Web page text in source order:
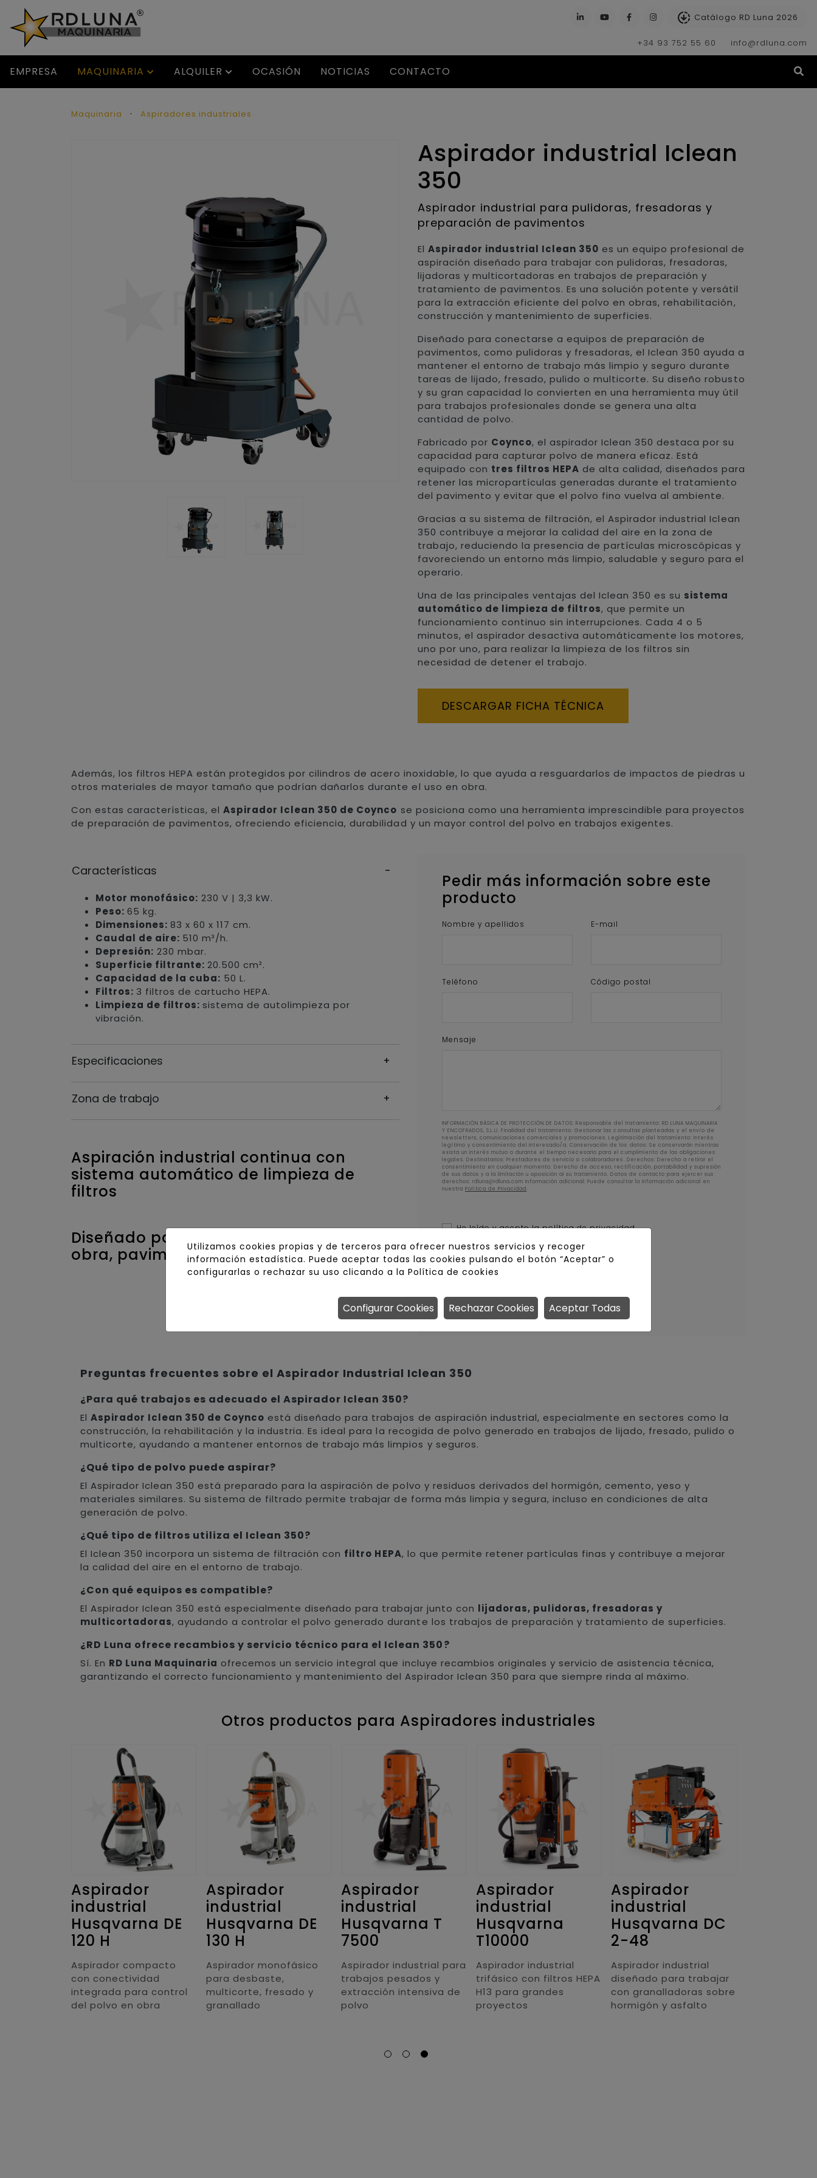
Catálogo RD Luna 2026
+34 93 752 55 60 info@rdluna.com
EMPRESA MAQUINARIA ALQUILER OCASIÓN NOTICIAS CONTACTO
Maquinaria Aspiradores industriales
Aspirador industrial Iclean
350
Aspirador industrial para pulidoras, fresadoras y
preparación de pavimentos
ElAspirador industrial Iclean 350 es un equipo profesional de
aspiración diseñado para trabajar con pulidoras, fresadoras,
lijadoras y multicortadoras en trabajos de preparación y
tratamiento de pavimentos. Es una solución potente y versátil
para la extracción eficiente del polvo en obras, rehabilitación,
construcción y mantenimiento de superficies.
Diseñado para conectarse a equipos de preparación de
pavimentos, como pulidoras y fresadoras, el Iclean 350 ayuda a
mantener el entorno de trabajo más limpio y seguro durante
tareas de lijado, fresado, pulido o multicorte. Su diseño robusto
y su gran capacidad lo convierten en una herramienta muy útil
para trabajos profesionales donde se genera una alta
cantidad de polvo.
Fabricado por Coynco, el aspirador Iclean 350 destaca por su
capacidad para capturar polvo de manera eficaz. Está
equipado con tres filtros HEPA de alta calidad, diseñados para
retener las micropartículas generadas durante el tratamiento
del pavimento y evitar que el polvo fino vuelva al ambiente.
Gracias a su sistema de filtración, el Aspirador industrial Iclean
350 contribuye a mejorar la calidad del aire en la zona de
trabajo, reduciendo la presencia de partículas microscópicas y
favoreciendo un entorno más limpio, saludable y seguro para el
operario.
Una de las principales ventajas del Iclean 350 es su sistema
automático de limpieza de filtros, que permite un
funcionamiento continuo sin interrupciones. Cada 4 o 5
minutos, el aspirador desactiva automáticamente los motores,
uno por uno, para realizar la limpieza de los filtros sin
necesidad de detener el trabajo.
DESCARGAR FICHA TÉCNICA
Además, los filtros HEPA están protegidos por cilindros de acero inoxidable, lo que ayuda a resguardarlos de impactos de piedras u
otros materiales de mayor tamaño que podrían dañarlos durante el uso en obra.
Con estas características, elAspirador Iclean 350 de Coynco se posiciona como una herramienta imprescindible para proyectos
de preparación de pavimentos, ofreciendo eficiencia, durabilidad y un mayor control del polvo en trabajos exigentes.
Características
Motor monofásico: 230 V | 3,3 kW.
Peso:65 kg.
Dimensiones: 83 x 60 x 117 cm.
Caudal de aire: 510 m³/h.
Depresión: 230 mbar.
Superficie filtrante:20.500 cm².
Capacidad de la cuba: 50 L.
Filtros: 3 filtros de cartucho HEPA.
Limpieza de filtros: sistema de autolimpieza por
vibración.
Especificaciones
Zona de trabajo
Aspiración industrial continua con
sistema automático de limpieza de
filtros
Diseñado para trabajos exigentes en
obra, pavimentos e industria
Pedir más información sobre este
producto
Nombre y apellidos E-mail
Teléfono Código postal
Mensaje
INFORMACIÓN BÁSICA DE PROTECCIÓN DE DATOS: Responsable del tratamiento: RD LUNA MAQUINARIA
Y ENCOFRADOS, S.L.U. Finalidad del tratamiento: Gestionar las consultas planteadas y el envío de
newsletters, comunicaciones comerciales y promociones. Legitimación del tratamiento: Interés
legítimo y consentimiento del interesado/a. Conservación de los datos: Se conservarán mientras
exista un interés mutuo o durante el tiempo necesario para el cumplimiento de las obligaciones
legales. Destinatarios: Prestadores de servicio o colaboradores. Derechos: Derecho a retirar el
consentimiento en cualquier momento. Derecho de acceso, rectificación, portabilidad y supresión
de sus datos y a la limitación u oposición al su tratamiento. Datos de contacto para ejercer sus
derechos: rdluna@rdluna.com Información adicional: Puede consultar la información adicional en
nuestraPolítica de Privacidad.
He leído y acepto lapolítica de privacidad.
Autorizo el envío del boletín de noticias
Preguntas frecuentes sobre el Aspirador Industrial Iclean 350
¿Para qué trabajos es adecuado el Aspirador Iclean 350?
ElAspirador Iclean 350 de Coynco está diseñado para trabajos de aspiración industrial, especialmente en sectores como la
construcción, la rehabilitación y la industria. Es ideal para la recogida de polvo generado en trabajos de lijado, fresado, pulido o
multicorte, ayudando a mantener entornos de trabajo más limpios y seguros.
¿Qué tipo de polvo puede aspirar?
El Aspirador Iclean 350 está preparado para la aspiración de polvo y residuos derivados del hormigón, cemento, yeso y
materiales similares. Su sistema de filtrado permite trabajar de forma más limpia y segura, incluso en condiciones de alta
generación de polvo.
¿Qué tipo de filtros utiliza el Iclean 350?
El Iclean 350 incorpora un sistema de filtración con filtro HEPA, lo que permite retener partículas finas y contribuye a mejorar
la calidad del aire en el entorno de trabajo.
¿Con qué equipos es compatible?
El Aspirador Iclean 350 está especialmente diseñado para trabajar junto con lijadoras, pulidoras, fresadoras y
multicortadoras, ayudando a controlar el polvo generado durante los trabajos de preparación y tratamiento de superficies.
¿RD Luna ofrece recambios y servicio técnico para el Iclean 350?
Sí. En RD Luna Maquinaria ofrecemos un servicio integral que incluye recambios originales y servicio de asistencia técnica,
garantizando el correcto funcionamiento y mantenimiento del Aspirador Iclean 350 para que siempre rinda al máximo.
Otros productos para Aspiradores industriales
Aspirador
industrial
Husqvarna DE
120 H
Aspirador compacto
con conectividad
integrada para control
del polvo en obra
Aspirador
industrial
Husqvarna DE
130 H
Aspirador monofásico
para desbaste,
multicorte, fresado y
granallado
Aspirador
industrial
Husqvarna T
7500
Aspirador industrial para
trabajos pesados y
extracción intensiva de
polvo
Aspirador
industrial
Husqvarna
T10000
Aspirador industrial
trifásico con filtros HEPA
H13 para grandes
proyectos
Aspirador
industrial
Husqvarna DC
2-48
Aspirador industrial
diseñado para trabajar
con granalladoras sobre
hormigón y asfalto
Utilizamos cookies propias y de terceros para ofrecer nuestros servicios y recoger
información estadística. Puede aceptar todas las cookies pulsando el botón “Aceptar” o
configurarlas o rechazar su uso clicando a laPolítica de cookies
Aceptar Todas
Rechazar Cookies
Configurar Cookies